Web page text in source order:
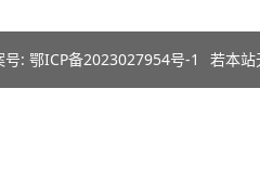
号: 鄂ICP备2023027954号-1 若本